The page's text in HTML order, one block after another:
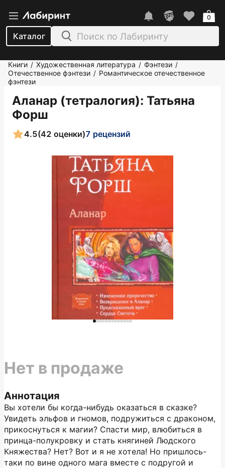
Каталог
0
Книги / Художественная литература / Фэнтези /
Отечественное фэнтези / Романтическое отечественное
фэнтези
Аланар (тетралогия): Татьяна
Форш
4.5(42 оценки)7 рецензий
Аннотация
Вы хотели бы когда-нибудь оказаться в сказке?
Увидеть эльфов и гномов, подружиться с драконом,
прикоснуться к магии? Спасти мир, влюбиться в
принца-полукровку и стать княгиней Людского
Княжества? Нет? Вот и я не хотела! Но пришлось-
таки по вине одного мага вместе с подругой и
Нет в продаже